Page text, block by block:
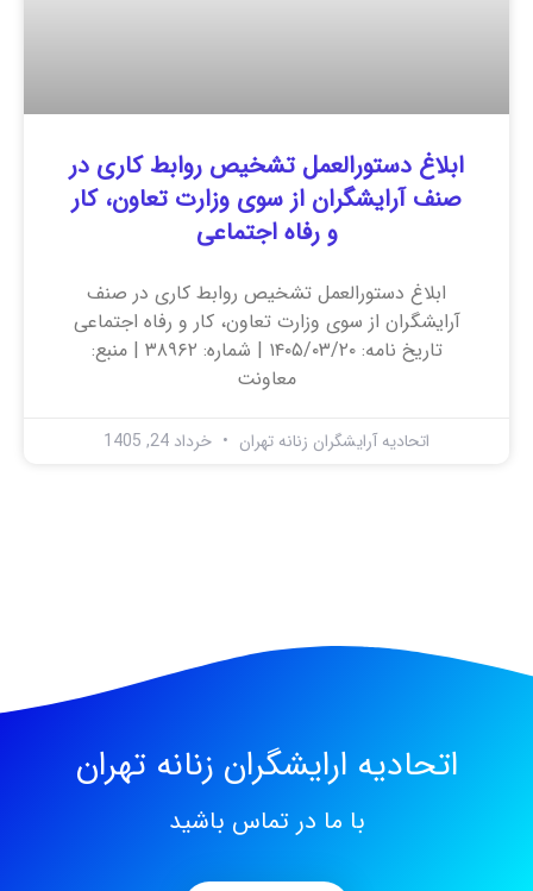
ابلاغ دستورالعمل تشخیص روابط کاری در
صنف آرایشگران از سوی وزارت تعاون، کار
و رفاه اجتماعی
ابلاغ دستورالعمل تشخیص روابط کاری در صنف
آرایشگران از سوی وزارت تعاون، کار و رفاه اجتماعی
تاریخ نامه: ۱۴۰۵/۰۳/۲۰ | شماره: ۳۸۹۶۲ | منبع:
معاونت
اتحادیه آرایشگران زنانه تهران خرداد 24, 1405
اتحادیه ارایشگران زنانه تهران
با ما در تماس باشید